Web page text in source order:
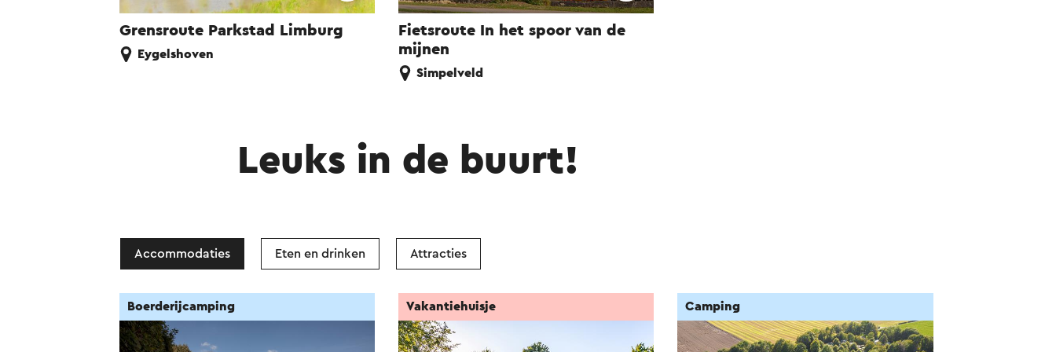
Grensroute Parkstad Limburg
Eygelshoven
Fietsroute In het spoor van de
mijnen
Simpelveld
Leuks in de buurt!
Accommodaties Eten en drinken Attracties
Boerderijcamping Vakantiehuisje Camping